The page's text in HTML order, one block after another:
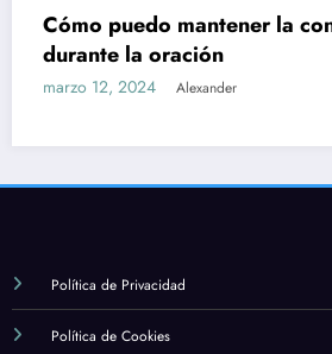
estudio en la fe católica
marzo 12, 2024 Alexander